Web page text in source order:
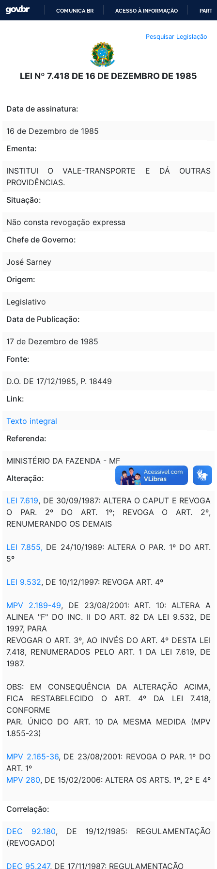
O
CONTEÚDO
COMUNICA BR ACESSO À INFORMAÇÃO
Pesquisar Legislação
LEI Nº 7.418 DE 16 DE DEZEMBRO DE 1985
Data de assinatura:
16 de Dezembro de 1985
Ementa:
INSTITUI O VALE-TRANSPORTE E DÁ OUTRAS
PROVIDÊNCIAS.
Situação:
Não consta revogação expressa
Chefe de Governo:
José Sarney
Origem:
Legislativo
Data de Publicação:
17 de Dezembro de 1985
Fonte:
D.O. DE 17/12/1985, P. 18449
Link:
Texto integral
Referenda:
MINISTÉRIO DA FAZENDA - MF
Alteração:
LEI 7.619, DE 30/09/1987: ALTERA O CAPUT E REVOGA
O PAR. 2º DO ART. 1º; REVOGA O ART. 2º,
RENUMERANDO OS DEMAIS
LEI 7.855, DE 24/10/1989: ALTERA O PAR. 1º DO ART.
5º
LEI 9.532, DE 10/12/1997: REVOGA ART. 4º
MPV 2.189-49, DE 23/08/2001: ART. 10: ALTERA A
ALINEA "F" DO INC. II DO ART. 82 DA LEI 9.532, DE
1997, PARA
REVOGAR O ART. 3º, AO INVÉS DO ART. 4º DESTA LEI
7.418, RENUMERADOS PELO ART. 1 DA LEI 7.619, DE
1987.
OBS: EM CONSEQUÊNCIA DA ALTERAÇÃO ACIMA,
FICA RESTABELECIDO O ART. 4º DA LEI 7.418,
CONFORME
PAR. ÚNICO DO ART. 10 DA MESMA MEDIDA (MPV
1.855-23)
MPV 2.165-36, DE 23/08/2001: REVOGA O PAR. 1º DO
ART. 1º
MPV 280, DE 15/02/2006: ALTERA OS ARTS. 1º, 2º E 4º
Correlação:
DEC 92.180, DE 19/12/1985: REGULAMENTAÇÃO
(REVOGADO)
DEC 95.247, DE 17/11/1987: REGULAMENTAÇÃO